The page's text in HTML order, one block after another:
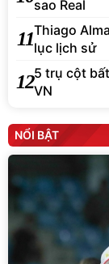
sao Real
11Thiago
lục lịch sử
125 trụ cột
VN
NỔI BẬT